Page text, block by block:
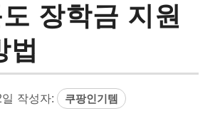
장학금 지원
법
작성자: 쿠팡인기템